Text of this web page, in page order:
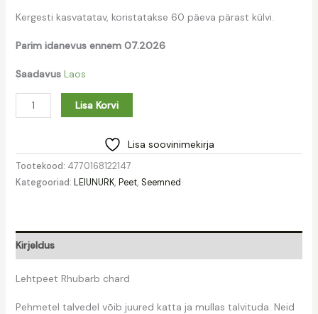
Kergesti kasvatatav, koristatakse 60 päeva pärast külvi.
Parim idanevus ennem 07.2026
Saadavus Laos
Lisa Korvi
Lisa soovinimekirja
Tootekood: 4770168122147
Kategooriad: LEIUNURK, Peet, Seemned
Kirjeldus
Lehtpeet Rhubarb chard
Pehmetel talvedel võib juured katta ja mullas talvituda. Neid